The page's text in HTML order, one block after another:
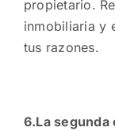
propietario.
inmobiliaria y
tus razones.
6.La